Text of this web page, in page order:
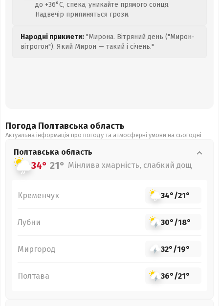
до +36°C, спека, уникайте прямого сонця.
Надвечір припиняться грози.
Народні прикмети: "Мирона. Вітряний день ("Мирон-
вітрогон"). Який Мирон — такий і січень."
Погода Полтавська область
Актуальна інформація про погоду та атмосферні умови на сьогодні
Полтавська область
34° 21° Мінлива хмарність, слабкий дощ
Кременчук 34°/21°
Лубни 30°/18°
Миргород 32°/19°
Полтава 36°/21°